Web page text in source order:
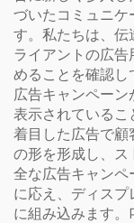
づいたコミュニケ
す。私たちは、伝
ライアントの広
めることを確認し
広告キャンペーン
表示されているこ
着目した広告で顧
の形を形成し、ス
全な広告キャンペ
に応え、ディス
に組み込みます